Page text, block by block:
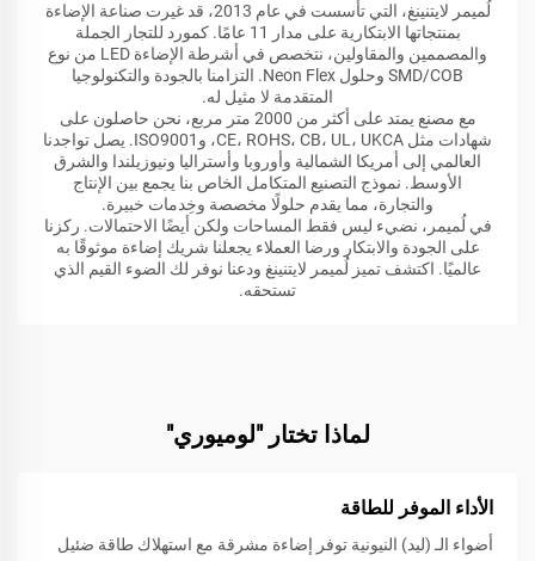
لُميمر لايتنينغ، التي تأسست في عام 2013، قد غيرت صناعة الإضاءة
بمنتجاتها الابتكارية على مدار 11 عامًا. كمورد للتجار الجملة
والمصممين والمقاولين، نتخصص في أشرطة الإضاءة LED من نوع
SMD/COB وحلول Neon Flex. التزامنا بالجودة والتكنولوجيا
المتقدمة لا مثيل له.
مع مصنع يمتد على أكثر من 2000 متر مربع، نحن حاصلون على
شهادات مثل CE، ROHS، CB، UL، UKCA، وISO9001. يصل تواجدنا
العالمي إلى أمريكا الشمالية وأوروبا وأستراليا ونيوزيلندا والشرق
الأوسط. نموذج التصنيع المتكامل الخاص بنا يجمع بين الإنتاج
والتجارة، مما يقدم حلولًا مخصصة وخِدمات خبيرة.
في لُميمر، نضيء ليس فقط المساحات ولكن أيضًا الاحتمالات. ركزنا
على الجودة والابتكار ورضا العملاء يجعلنا شريك إضاءة موثوقًا به
عالميًا. اكتشف تميز لُميمر لايتنينغ ودعنا نوفر لك الضوء القيم الذي
تستحقه.
لماذا تختار "لوميوري"
الأداء الموفر للطاقة
أضواء الـ (ليد) النيونية توفر إضاءة مشرقة مع استهلاك طاقة ضئيل